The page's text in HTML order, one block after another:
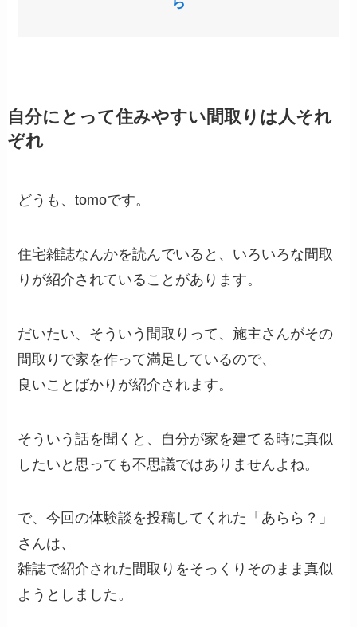
自分にとって住みやすい間取りは人それ
ぞれ
どうも、tomoです。
住宅雑誌なんかを読んでいると、いろいろな間取
りが紹介されていることがあります。
だいたい、そういう間取りって、施主さんがその
間取りで家を作って満足しているので、
良いことばかりが紹介されます。
そういう話を聞くと、自分が家を建てる時に真似
したいと思っても不思議ではありませんよね。
で、今回の体験談を投稿してくれた「あらら？」
さんは、
雑誌で紹介された間取りをそっくりそのまま真似
ようとしました。